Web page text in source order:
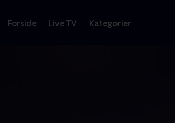
Forside Live TV Kategorier